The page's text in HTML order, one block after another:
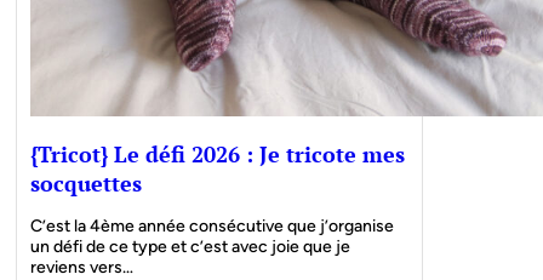
{Tricot} Le défi 2026 : Je tricote mes
socquettes
C’est la 4ème année consécutive que j’organise
un défi de ce type et c’est avec joie que je
reviens vers…